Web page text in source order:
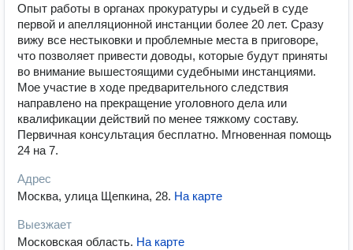
Опыт работы в органах прокуратуры и судьей в суде
первой и апелляционной инстанции более 20 лет. Сразу
вижу все нестыковки и проблемные места в приговоре,
что позволяет привести доводы, которые будут приняты
во внимание вышестоящими судебными инстанциями.
Мое участие в ходе предварительного следствия
направлено на прекращение уголовного дела или
квалификации действий по менее тяжкому составу.
Первичная консультация бесплатно. Мгновенная помощь
24 на 7.
Адрес
Москва, улица Щепкина, 28. На карте
Выезжает
Московская область. На карте